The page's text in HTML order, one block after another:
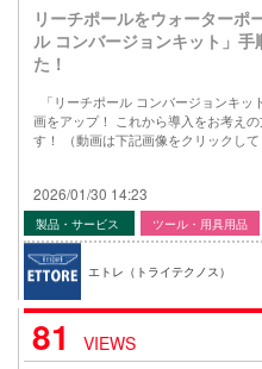
リーチポールをウォーターポ
ル コンバージョンキット」
た！
「リーチポール コンバージョンキッ
画をアップ！ これから導入をお考え
す！ （動画は下記画像をクリックし
2026/01/30 14:23
製品・サービス ツール・用具用品
エトレ（トライテクノス）
81
VIEWS